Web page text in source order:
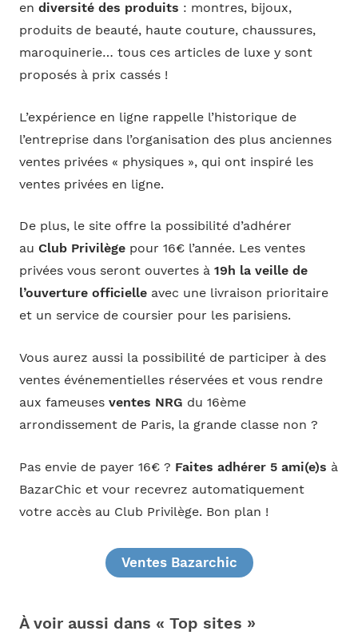
en diversité des produits : montres, bijoux,
produits de beauté, haute couture, chaussures,
maroquinerie… tous ces articles de luxe y sont
proposés à prix cassés !
L’expérience en ligne rappelle l’historique de
l’entreprise dans l’organisation des plus anciennes
ventes privées « physiques », qui ont inspiré les
ventes privées en ligne.
De plus, le site offre la possibilité d’adhérer
au Club Privilègepour 16€ l’année. Les ventes
privées vous seront ouvertes à 19h la veille de
l’ouverture officielleavec une livraison prioritaire
et un service de coursier pour les parisiens.
Vous aurez aussi la possibilité de participer à des
ventes événementielles réservées et vous rendre
aux fameuses ventes NRG du 16ème
arrondissement de Paris, la grande classe non ?
Pas envie de payer 16€ ? Faites adhérer 5 ami(e)s à
BazarChic et vour recevrez automatiquement
votre accès au Club Privilège. Bon plan !
Ventes Bazarchic
À voir aussi dans « Top sites »